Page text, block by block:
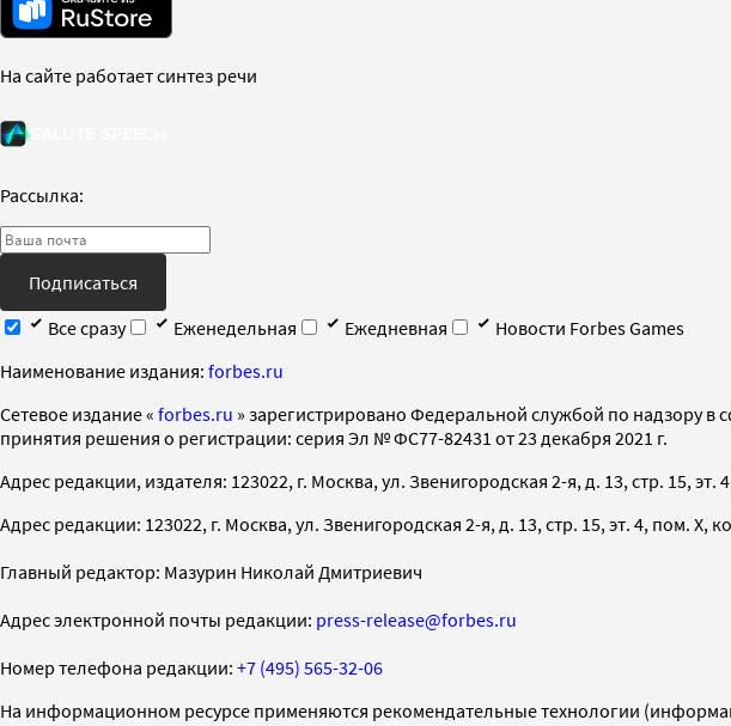
На сайте работает синтез речи
Рассылка:
Подписаться
Все сразу
Еженедельная Ежедневная
Новости Forbes Games
Наименование издания: forbes.ru
Cетевое издание « forbes.ru » зарегистрировано Федеральной службой по надзору
принятия решения о регистрации: серия Эл № ФС77-82431 от 23 декабря 2021 г.
Адрес редакции, издателя: 123022, г. Москва, ул. Звенигородская 2-я, д. 13, стр. 15, эт.
Адрес редакции: 123022, г. Москва, ул. Звенигородская 2-я, д. 13, стр. 15, эт. 4, пом. X,
Главный редактор: Мазурин Николай Дмитриевич
Адрес электронной почты редакции: press-release@forbes.ru
Номер телефона редакции: +7 (495) 565-32-06
На информационном ресурсе применяются рекомендательные технологии